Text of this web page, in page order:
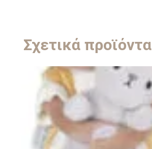
Σχετικά προϊόντα